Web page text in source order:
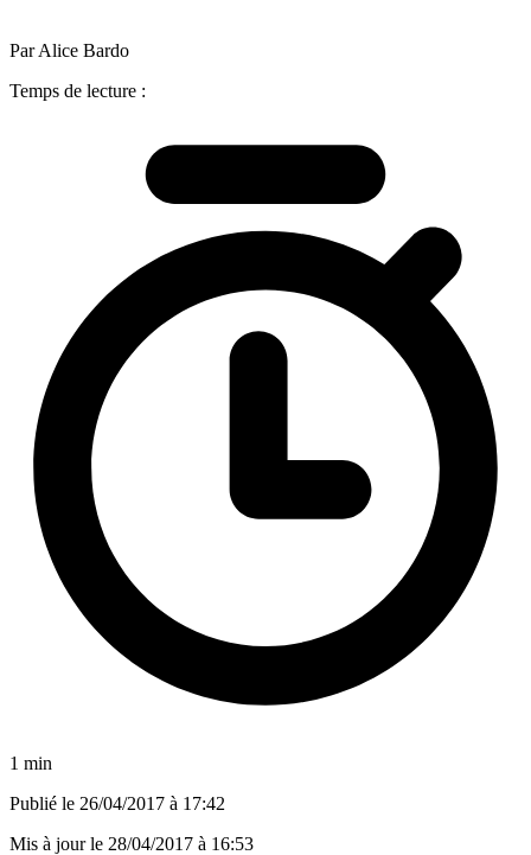
Par Alice Bardo
Temps de lecture :
1 min
Publié le 26/04/2017 à 17:42
Mis à jour le 28/04/2017 à 16:53